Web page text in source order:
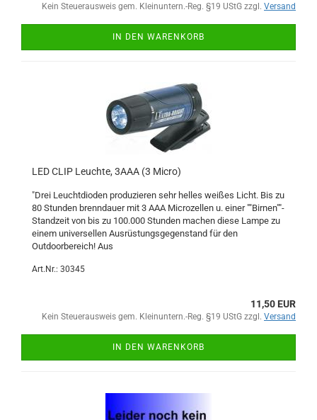
Kein Steuerausweis gem. Kleinuntern.-Reg. §19 UStG zzgl. Versand
IN DEN WARENKORB
LED CLIP Leuchte, 3AAA (3 Micro)
"Drei Leuchtdioden produzieren sehr helles weißes Licht. Bis zu
80 Stunden brenndauer mit 3 AAA Microzellen u. einer ""Birnen""-
Standzeit von bis zu 100.000 Stunden machen diese Lampe zu
einem universellen Ausrüstungsgegenstand für den
Outdoorbereich! Aus
Art.Nr.: 30345
11,50 EUR
Kein Steuerausweis gem. Kleinuntern.-Reg. §19 UStG zzgl. Versand
IN DEN WARENKORB